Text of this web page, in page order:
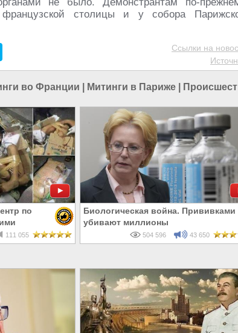
французской столицы и у собора
Ссылки на
во Франции Митинги в Париже
по
111 055
Биологическая война. Прививками
убивают миллионы
504 596 43 650